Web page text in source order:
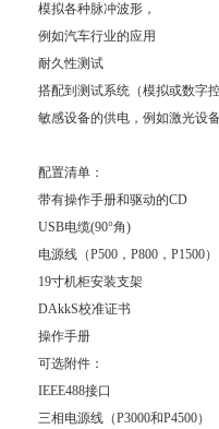
模拟各种脉冲波形，
例如汽车行业的应用
耐久性测试
搭配到测试系统（模拟或数字
敏感设备的供电，例如激光设
配置清单：
带有操作手册和驱动的CD
USB电缆(90°角)
电源线（P500，P800，P1500）
19寸机柜安装支架
DAkkS校准证书
操作手册
可选附件：
IEEE488接口
三相电源线（P3000和P4500）